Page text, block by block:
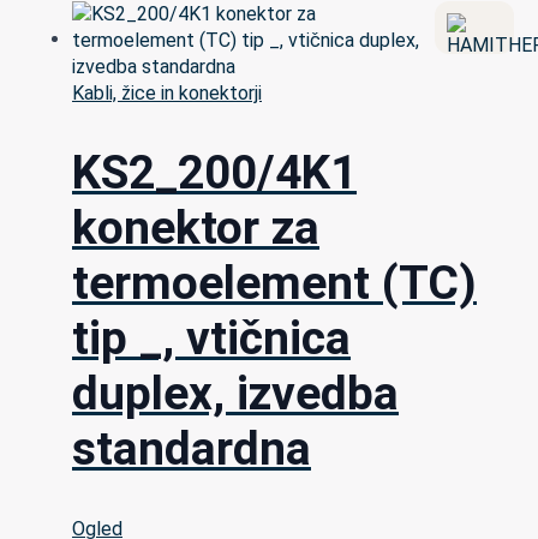
Kabli, žice in konektorji
KS2_200/4K1
konektor za
termoelement (TC)
tip _, vtičnica
duplex, izvedba
standardna
Ogled